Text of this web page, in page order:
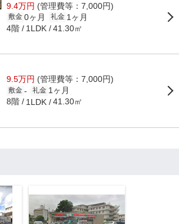
9.4万円 (管理費等：7,000円)
敷金 0ヶ月 礼金 1ヶ月
4階 1LDK 41.30㎡
9.5万円 (管理費等：7,000円)
敷金 - 礼金 1ヶ月
8階 1LDK 41.30㎡